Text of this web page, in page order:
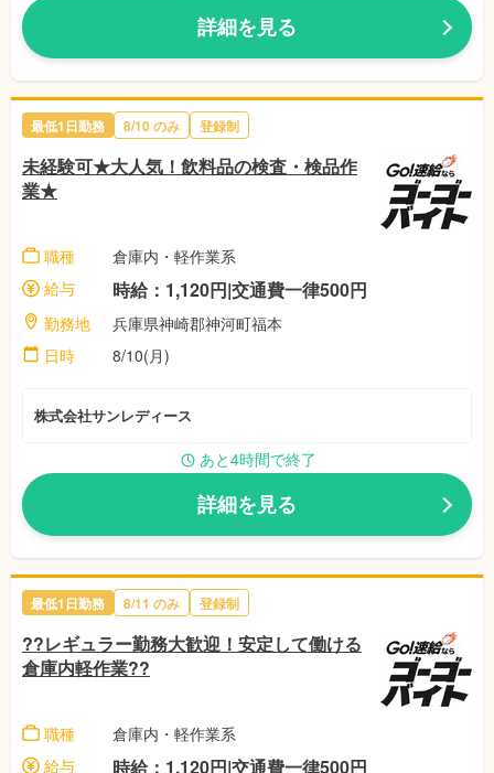
詳細を見る
最低1日勤務 8/10 のみ 登録制
未経験可★大人気！飲料品の検査・検品作
業★
職種
倉庫内・軽作業系
給与
時給：1,120円|交通費一律500円
勤務地
兵庫県神崎郡神河町福本
日時
8/10(月)
株式会社サンレディース
あと4時間で終了
詳細を見る
最低1日勤務 8/11 のみ 登録制
??レギュラー勤務大歓迎！安定して働ける
倉庫内軽作業??
職種
倉庫内・軽作業系
給与
時給：1,120円|交通費一律500円